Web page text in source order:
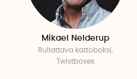
Mikael Nelderup
Rullattava kattoboksi,
Twistboxes